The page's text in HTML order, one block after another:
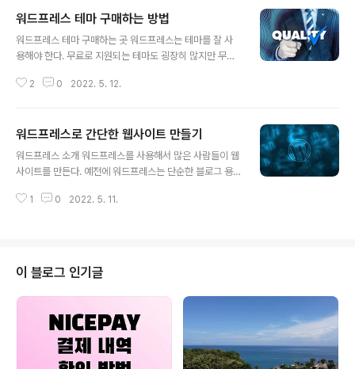
워드프레스 테마 구매하는 방법
워드프레스 테마 구매하는 곳 워드프레스는 테마를 잘 사
용해야 한다. 무료로 지원되는 테마도 굉장히 많지만 무료
가지고 있으며, 최종적으로 원하는 모습의 웹사이트가 기
가능하면 최종적으로 원하는 모습의 웹사이트의 모습을 고
려해서 그 모습을 가장 잘 구현해 줄 수 있는 테마를 구매하
곤 한다. 지금까지 여러 유형의 유료 테마를 구입해서 사용
보다 훨씬 시간 절약도 많이 되었고, 코딩적인 요소를 더 고
2 0 2022. 5. 12.
워드프레스로 간단한 웹사이트 만들기
워드프레스 소개 워드프레스를 사용해서 많은 사람들이 웹
사이트를 만든다. 예전에 워드프레스는 단순한 블로그 용
드프레스 관련 회사들이 다 다양한 용도의 워드프레스 테
드는 트렌드가 생기면서 워드프레스를 사용해서 블로그를
작성하고, 블로그에 광고를 삽입해서 수익을 만드는 용도
로도 워드프레스를 많이 사용하고 있다고 한다. 워드프레
스를 사용하면서 지금까지 다양한 웹사이트를 구축해왔다.
기업 공식 웹사이트, 미디어 기능을 가진 매거진 형태의 웹
사이트, 신청을 받고 접수를 할 수 있도록 도와주는 웹사
1 0 2022. 5. 11.
이 블로그 인기글